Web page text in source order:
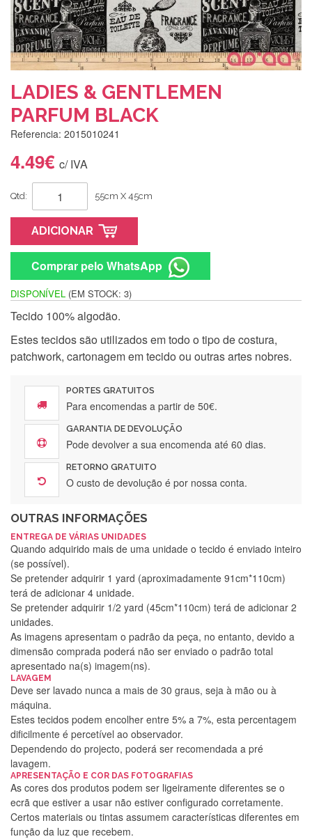
LADIES & GENTLEMEN
PARFUM BLACK
Referencia: 2015010241
4.49€ c/ IVA
Qtd: 55cm X 45cm
ADICIONAR
Comprar pelo WhatsApp
DISPONÍVEL (EM STOCK: 3)
Tecido 100% algodão.
Estes tecidos são utilizados em todo o tipo de costura,
patchwork, cartonagem em tecido ou outras artes nobres.
PORTES GRATUITOS
Para encomendas a partir de 50€.
GARANTIA DE DEVOLUÇÃO
Pode devolver a sua encomenda até 60 dias.
RETORNO GRATUITO
O custo de devolução é por nossa conta.
OUTRAS INFORMAÇÕES
ENTREGA DE VÁRIAS UNIDADES
Quando adquirido mais de uma unidade o tecido é enviado inteiro
(se possível).
Se pretender adquirir 1 yard (aproximadamente 91cm*110cm)
terá de adicionar 4 unidade.
Se pretender adquirir 1/2 yard (45cm*110cm) terá de adicionar 2
unidades.
As imagens apresentam o padrão da peça, no entanto, devido a
dimensão comprada poderá não ser enviado o padrão total
apresentado na(s) imagem(ns).
LAVAGEM
Deve ser lavado nunca a mais de 30 graus, seja à mão ou à
máquina.
Estes tecidos podem encolher entre 5% a 7%, esta percentagem
dificilmente é percetível ao observador.
Dependendo do projecto, poderá ser recomendada a pré
lavagem.
APRESENTAÇÃO E COR DAS FOTOGRAFIAS
As cores dos produtos podem ser ligeiramente diferentes se o
ecrã que estiver a usar não estiver configurado corretamente.
Certos materiais ou tintas assumem características diferentes em
função da luz que recebem.
Silvia Lopes
Encomenda direitinha. Rapidez e segurança. Volto a
encomendar.